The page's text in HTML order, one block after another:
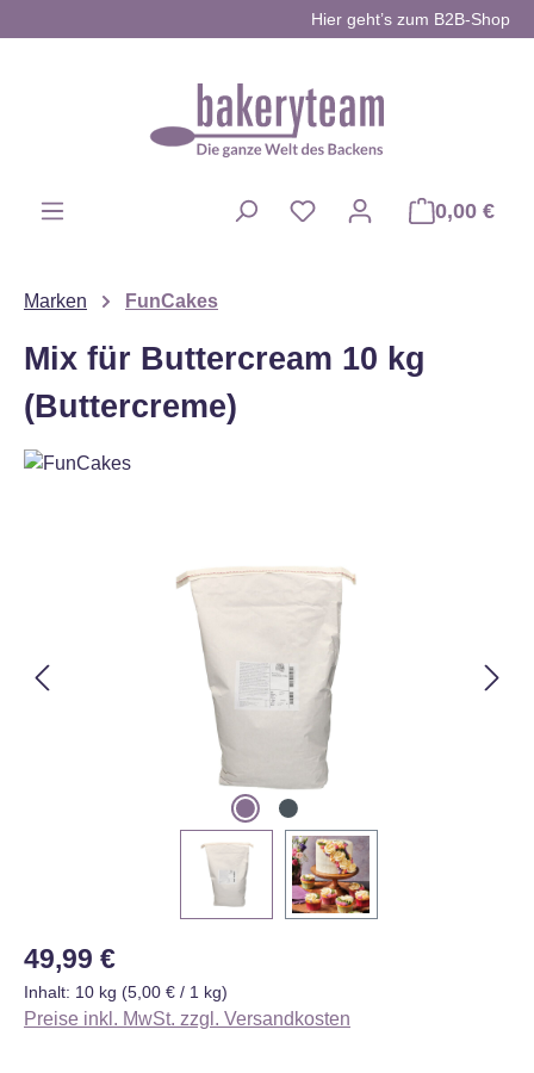
Hier geht’s zum B2B-Shop
0,00 €
Marken FunCakes
Mix für Buttercream 10 kg
(Buttercreme)
Regulärer Preis:
49,99 €
Inhalt: 10 kg (5,00 € / 1 kg)
Preise inkl. MwSt. zzgl. Versandkosten